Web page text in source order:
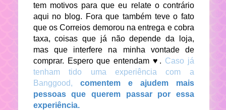
tem motivos para que eu relate o contrário
aqui no blog. Fora que também teve o fato
que os Correios demorou na entrega e cobra
taxa, coisas que já não depende da loja,
mas que interfere na minha vontade de
comprar. Espero que entendam ♥. Caso já
tenham tido uma experiência com a
Banggood, comentem e ajudem mais
pessoas que querem passar por essa
experiência.